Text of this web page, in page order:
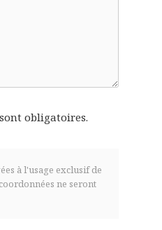
obligatoires.
à l'usage exclusif de
ne seront